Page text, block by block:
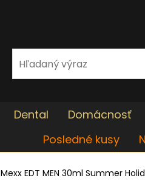
Dental Domácnosť
Posledné kusy
Mexx EDT MEN 30ml Summer